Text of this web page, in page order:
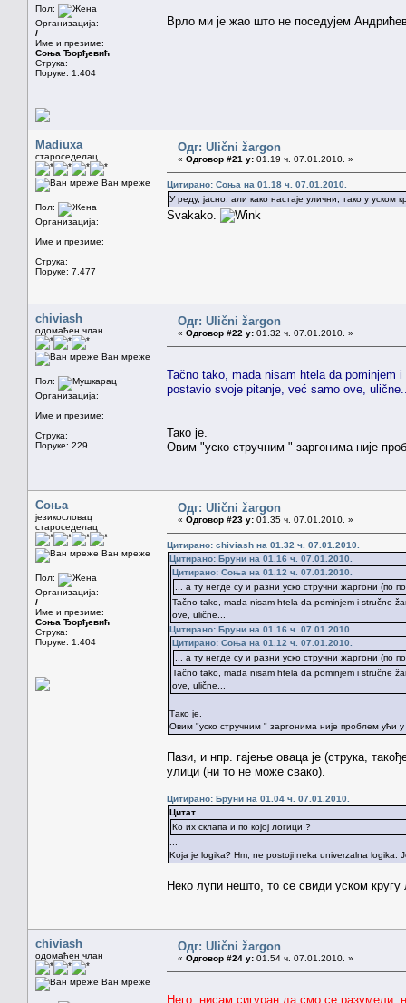
Пол:
Организација:
/
Име и презиме:
Соња Ђорђевић
Струка:
Поруке: 1.404
Врло ми је жао што не поседујем
Madiuxa
староседелац
Ван мреже
Пол:
Организација:
Име и презиме:
Струка:
Поруке: 7.477
Одг: Ulični žargon
« Одговор #21 у: 01.19 ч. 07.01.2010. »
Цитирано: Соња на 01.18 ч. 07.01.2010.
У реду, јасно, али како настаје улични, тако у
Svakako.
chiviash
одомаћен члан
Ван мреже
Пол:
Организација:
Име и презиме:
Струка:
Поруке: 229
Одг: Ulični žargon
« Одговор #22 у: 01.32 ч. 07.01.2010. »
Tačno tako, mada nisam htela da pominjem
postavio svoje pitanje, već samo ove,
Тако је.
Овим "уско стручним " заргонима није
Соња
језикословац
староседелац
Ван мреже
Пол:
Организација:
/
Име и презиме:
Соња Ђорђевић
Струка:
Поруке: 1.404
Одг: Ulični žargon
« Одговор #23 у: 01.35 ч. 07.01.2010. »
Цитирано: chiviash на 01.32 ч. 07.01.2010.
Цитирано: Бруни на 01.16 ч. 07.01.2010.
Цитирано: Соња на 01.12 ч. 07.01.2010.
... а ту негде су и разни уско стручни жаргони (по
Tačno tako, mada nisam htela da pominjem i stručne
ove, ulične...
Цитирано: Бруни на 01.16 ч. 07.01.2010.
Цитирано: Соња на 01.12 ч. 07.01.2010.
... а ту негде су и разни уско стручни жаргони (по
Tačno tako, mada nisam htela da pominjem i stručne
ove, ulične...
Тако је.
Овим "уско стручним " заргонима није проблем ући
Пази, и нпр. гајење оваца је (струка,
улици (ни то не може свако).
Цитирано: Бруни на 01.04 ч. 07.01.2010.
Цитат
Ко их склапа и по којој логици ?
Koja je logika? Hm, ne postoji neka univerzalna logika.
Неко лупи нешто, то се свиди уском
chiviash
одомаћен члан
Ван мреже
Одг: Ulični žargon
« Одговор #24 у: 01.54 ч. 07.01.2010. »
Него, нисам сигуран да смо се разумели,